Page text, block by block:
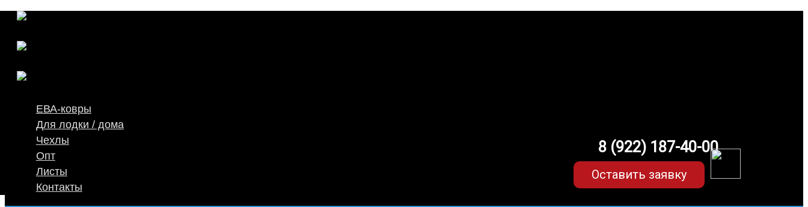
ЕВА-ковры
Для лодки / дома
Чехлы
Опт
Листы
Контакты
8 (922) 187-40-00
Оставить заявку